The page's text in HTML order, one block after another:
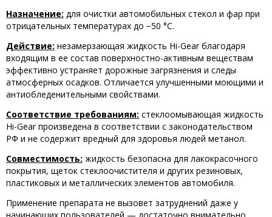
Назначение: для очистки автомобильных стекол и фар при
отрицательных температурах до −50 °C.
Действие: незамерзающая жидкость Hi-Gear благодаря
входящим в ее состав поверхностно-активным веществам
эффективно устраняет дорожные загрязнения и следы
атмосферных осадков. Отличается улучшенными моющими и
антиобледенительными свойствами.
Соответствие требованиям: стеклоомывающая жидкость
Hi-Gear произведена в соответствии с законодательством
РФ и не содержит вредный для здоровья людей метанол.
Совместимость: жидкость безопасна для лакокрасочного
покрытия, щеток стеклоочистителя и других резиновых,
пластиковых и металлических элементов автомобиля.
Применение препарата не вызовет затруднений даже у